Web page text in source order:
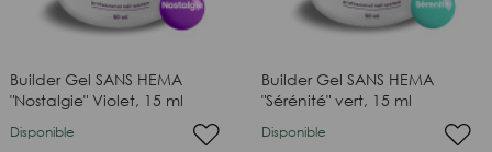
Builder Gel SANS HEMA
"Nostalgie" Violet, 15 ml
Disponible
Builder Gel SANS HEMA
"Sérénité" vert, 15 ml
Disponible